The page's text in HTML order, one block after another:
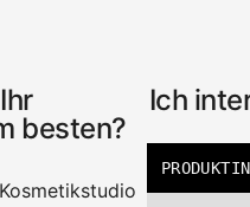
besten?
Ich